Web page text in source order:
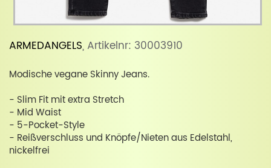
ARMEDANGELS, Artikelnr: 30003910
Modische vegane Skinny Jeans.
- Slim Fit mit extra Stretch
- Mid Waist
- 5-Pocket-Style
- Reißverschluss und Knöpfe/Nieten aus Edelstahl,
nickelfrei